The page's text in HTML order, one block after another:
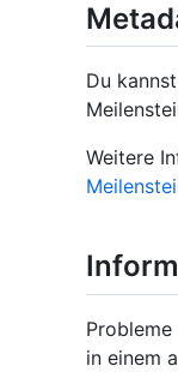
Du
Weitere
in einem